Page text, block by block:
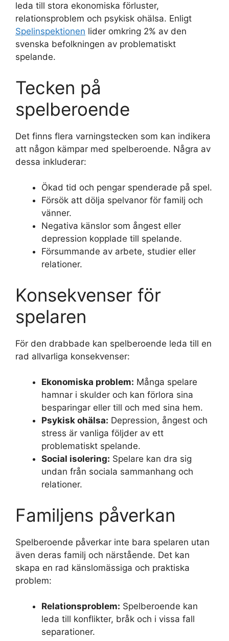
leda till stora ekonomiska förluster,
relationsproblem och psykisk ohälsa. Enligt
Spelinspektionen lider omkring 2% av den
svenska befolkningen av problematiskt
spelande.
Tecken på
spelberoende
Det finns flera varningstecken som kan indikera
att någon kämpar med spelberoende. Några av
dessa inkluderar:
Ökad tid och pengar spenderade på spel.
Försök att dölja spelvanor för familj och
vänner.
Negativa känslor som ångest eller
depression kopplade till spelande.
Försummande av arbete, studier eller
relationer.
Konsekvenser för
spelaren
För den drabbade kan spelberoende leda till en
rad allvarliga konsekvenser:
Ekonomiska problem: Många spelare
hamnar i skulder och kan förlora sina
besparingar eller till och med sina hem.
Psykisk ohälsa: Depression, ångest och
stress är vanliga följder av ett
problematiskt spelande.
Social isolering: Spelare kan dra sig
undan från sociala sammanhang och
relationer.
Familjens påverkan
Spelberoende påverkar inte bara spelaren utan
även deras familj och närstående. Det kan
skapa en rad känslomässiga och praktiska
problem:
Relationsproblem: Spelberoende kan
leda till konflikter, bråk och i vissa fall
separationer.